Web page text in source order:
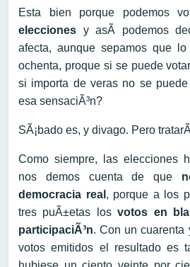
Esta bien porque podemos
elecciones y asÃ­ podemos
afecta, aunque sepamos que
ochenta, proque si se puede
si importa de veras no se
esa sensaciÃ³n?
SÃ¡bado es, y divago. Pero
Como siempre, las elecciones
nos demos cuenta de que
democracia real , porque a los
tres puÃ±etas losvotos en
participaciÃ³n. Con un cuarenta
votos emitidos el resultado es